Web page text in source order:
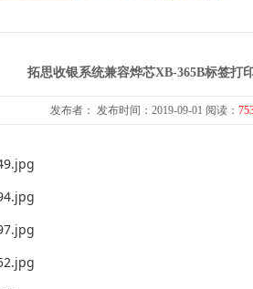
拓思收银系统兼容烨芯XB-365B标签打
发布者： 发布时间：2019-09-01 阅读：